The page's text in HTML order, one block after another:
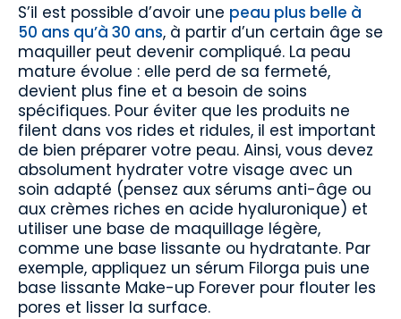
S’il est possible d’avoir une peau plus belle à
50 ans qu’à 30 ans, à partir d’un certain âge se
maquiller peut devenir compliqué. La peau
mature évolue : elle perd de sa fermeté,
devient plus fine et a besoin de soins
spécifiques. Pour éviter que les produits ne
filent dans vos rides et ridules, il est important
de bien préparer votre peau. Ainsi, vous devez
absolument hydrater votre visage avec un
soin adapté (pensez aux sérums anti-âge ou
aux crèmes riches en acide hyaluronique) et
utiliser une base de maquillage légère,
comme une base lissante ou hydratante. Par
exemple, appliquez un sérum Filorga puis une
base lissante Make-up Forever pour flouter les
pores et lisser la surface.